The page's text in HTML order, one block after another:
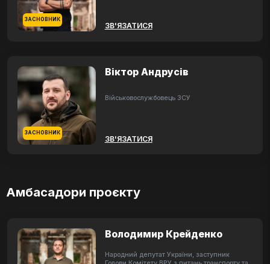
ЗАСНОВНИК
ЗВ'ЯЗАТИСЯ
ЗАСНОВНИК
Віктор Андрусів
Військовослужбовець ЗСУ
ЗВ'ЯЗАТИСЯ
Амбасадори проєкту
Володимир Крейденко
Народний депутат України, заступник